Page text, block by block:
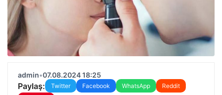
admin•07.08.2024 18:25
Paylaş: Twitter Facebook WhatsApp
Reddit